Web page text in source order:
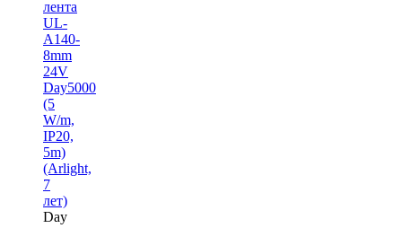
лента
UL-
A140-
8mm
24V
Day5000
(5
W/m,
IP20,
5m)
(Arlight,
7
лет)
Day